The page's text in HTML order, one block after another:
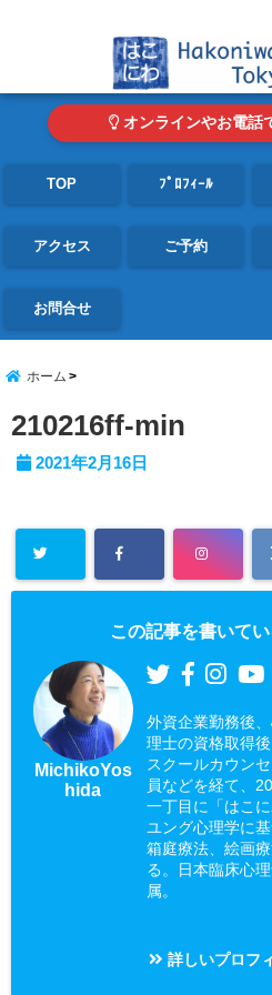
オンラインやお電話
TOP ﾌﾟﾛﾌｨｰﾙ
アクセス ご予約
お問合せ
ホーム
210216ff-min
2021年2月16日
この記事を書いて
MichikoYos
hida
外資企業勤務後
理士の資格取得
スクールカウン
員などを経て、
一丁目に「はこ
ユング心理学に
箱庭療法、絵画
る。日本臨床心
属。
詳しいプロフ